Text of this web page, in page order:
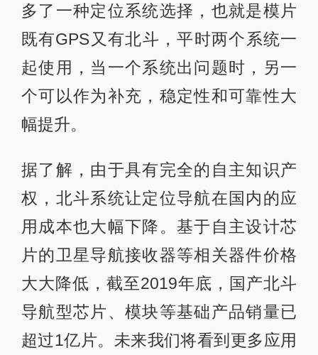
多了一种定位系统选择，也就是模片
既有GPS又有北斗，平时两个系统一
起使用，当一个系统出问题时，另一
个可以作为补充，稳定性和可靠性大
幅提升。
据了解，由于具有完全的自主知识产
权，北斗系统让定位导航在国内的应
用成本也大幅下降。基于自主设计芯
片的卫星导航接收器等相关器件价格
大大降低，截至2019年底，国产北斗
导航型芯片、模块等基础产品销量已
超过1亿片。未来我们将看到更多应用